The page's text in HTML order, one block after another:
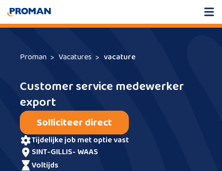
Proman Vacatures vacature
Customer service medewerker
export
Solliciteer direct
tijdelijke job met optie vast
SINT-GILLIS- WAAS
voltijds